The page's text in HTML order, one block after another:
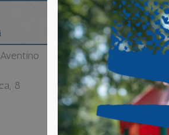
8